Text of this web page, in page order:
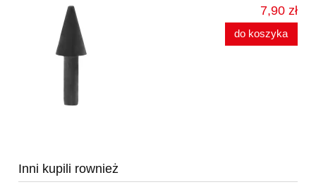
7,90 zł
do koszyka
Inni kupili rownież